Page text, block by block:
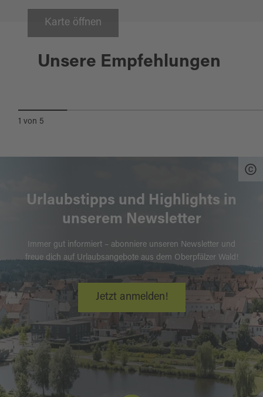
Karte öffnen
Unsere Empfehlungen
Krummennaab
1 von 5
Urlaubstipps und Highlights in
unserem Newsletter
Immer gut informiert – abonniere unseren Newsletter und
freue dich auf Urlaubsangebote aus dem Oberpfälzer Wald!
Jetzt anmelden!